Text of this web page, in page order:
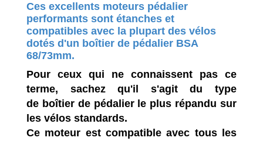
Ces excellents moteurs pédalier
performants sont étanches et
compatibles avec la plupart des vélos
dotés d'un boîtier de pédalier BSA
68/73mm.
Pour ceux qui ne connaissent pas ce
terme, sachez qu'il s'agit du type
de boîtier de pédalier le plus répandu sur
les vélos standards.
Ce moteur est compatible avec tous les